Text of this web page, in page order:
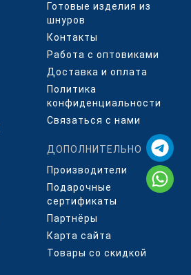
Готовые изделия из
шнуров
Контакты
Работа с оптовиками
Доставка и оплата
Политика
конфиденциальности
Связаться с нами
ДОПОЛНИТЕЛЬНО
Производители
Подарочные
сертификаты
Партнёры
Карта сайта
Товары со скидкой